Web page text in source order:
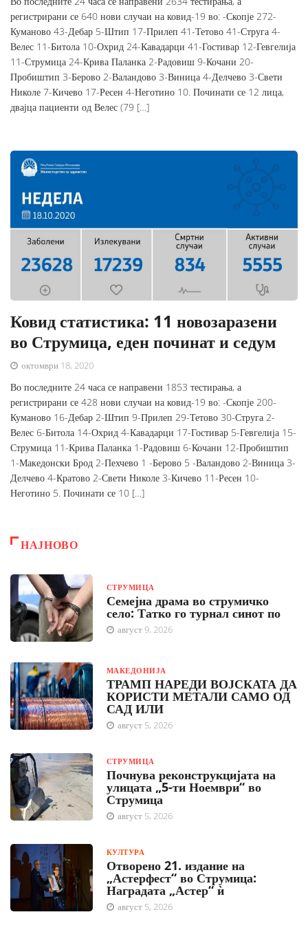
регистрирани се 640 нови случаи на ковид-19 во: -Скопје 272-
Куманово 43-Дебар 5-Штип 17-Прилеп 41-Тетово 41-Струга 4-
Велес 11-Битола 10-Охрид 24-Кавадарци 41-Гостивар 12-Гевгелија
11-Струмица 24-Крива Паланка 2-Радовиш 9-Кочани 20-
Пробиштип 3-Берово 2-Валандово 3-Виница 4-Делчево 3-Свети
Николе 7-Кичево 17-Ресен 4-Неготино 10. Починати се 12 лица,
двајца пациенти од Велес (79 […]
Ковид статистика: 11 новозаразени
во Струмица, еден починат и седум
октомври 18, 2020
Во последните 24 часа се направени 1853 тестирања, а
регистрирани се 428 нови случаи на ковид-19 во: -Скопје 200-
Куманово 16-Дебар 2-Штип 9-Прилеп 29-Тетово 30-Струга 2-
Велес 6-Битола 14-Охрид 4-Кавадарци 17-Гостивар 5-Гевгелија 15-
Струмица 11-Крива Паланка 1-Радовиш 6-Кочани 12-Пробиштип
1-Македонски Брод 2-Пехчево 1 -Берово 5 -Валандово 2-Виница 3-
Делчево 4-Кратово 2-Свети Николе 3-Кичево 11-Ресен 10-
Неготино 5. Починати се 10 […]
НАЈНОВО
СТРУМИЦА
Семејна драма во струмичко
село: Татко го турнал синот по
август 9, 2026
МАКЕДОНИЈА
ТРАМП НАРЕДИ ВОЈСКАТА ДА
КОРИСТИ МЕТАЛИ САМО ОД
САД ИЛИ
август 5, 2026
СТРУМИЦА
Почнува реконструкцијата на
улицата „5-ти Ноември“ во
Струмица
август 5, 2026
КУЛТУРА
Отворено 21. издание на
„Астерфест“ во Струмица:
Наградата „Астер“ ѝ
август 5, 2026